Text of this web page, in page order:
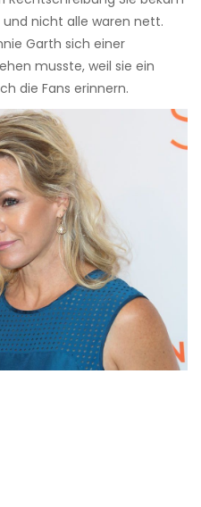
nicht alle waren nett.
Garth sich einer
musste, weil sie ein
die Fans erinnern.